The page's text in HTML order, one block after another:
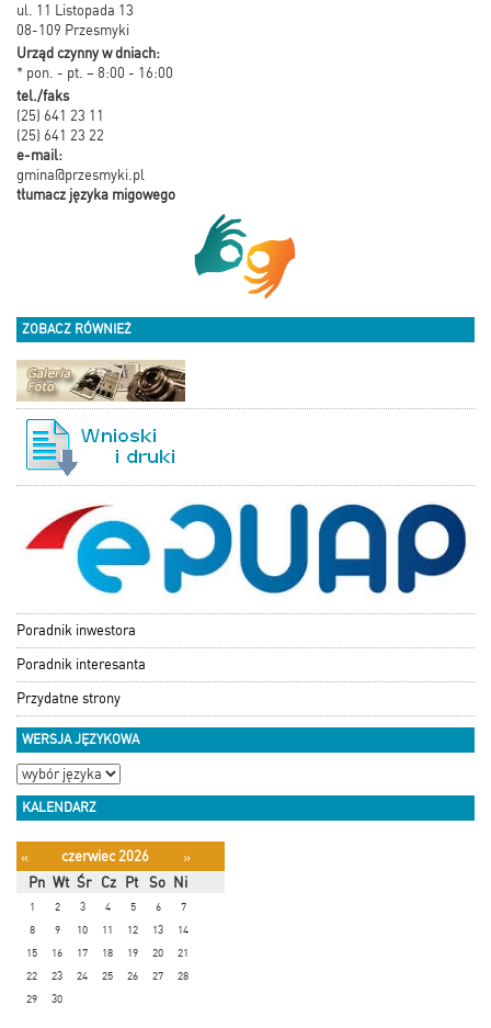
ul. 11 Listopada 13
08-109 Przesmyki
Urząd czynny w dniach:
* pon. - pt. – 8:00 - 16:00
tel./faks
(25) 641 23 11
(25) 641 23 22
e-mail:
gmina@przesmyki.pl
tłumacz języka migowego
ZOBACZ RÓWNIEŻ
Poradnik inwestora
Poradnik interesanta
Przydatne strony
WERSJA JĘZYKOWA
KALENDARZ
« czerwiec 2026
»
Pn Wt Śr Cz Pt So Ni
1 2 3 4 5 6
7
8
9 10 11 12 13
14
15
16 17 18 19 20
21
22
23 24 25 26 27
28
29
30